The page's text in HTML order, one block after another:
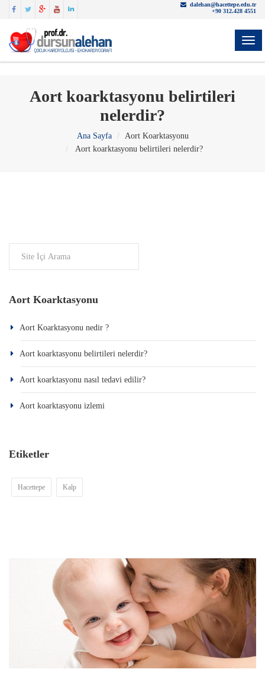
dalehan@hacettepe.edu.tr
+90 312.428 4551
Aort koarktasyonu belirtileri
nelerdir?
Ana Sayfa
Aort Koarktasyonu
Aort koarktasyonu belirtileri nelerdir?
Aort Koarktasyonu
Aort Koarktasyonu nedir ?
Aort koarktasyonu belirtileri nelerdir?
Aort koarktasyonu nasıl tedavi edilir?
Aort koarktasyonu izlemi
Etiketler
Hacettepe Kalp